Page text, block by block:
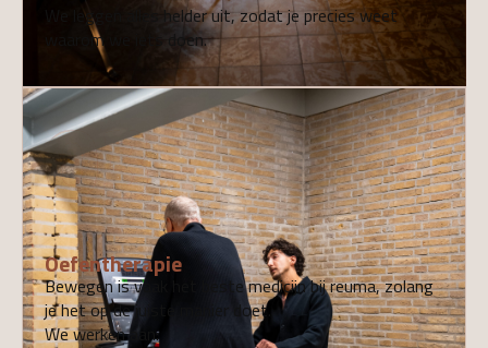
We leggen alles helder uit, zodat je precies weet
waarom we iets doen.
03
Oefentherapie
Bewegen is vaak het beste medicijn bij reuma, zolang
je het op de juiste manier doet.
We werken aan: